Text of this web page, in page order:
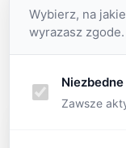
Home
Wybierz, na
wyrazasz zgode.
Niezbedne
Zawsze